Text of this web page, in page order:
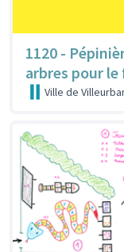
1120 -
arbres pour
Ville de